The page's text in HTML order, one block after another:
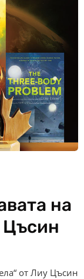
на
Цъсин
от Лиу Цъсин